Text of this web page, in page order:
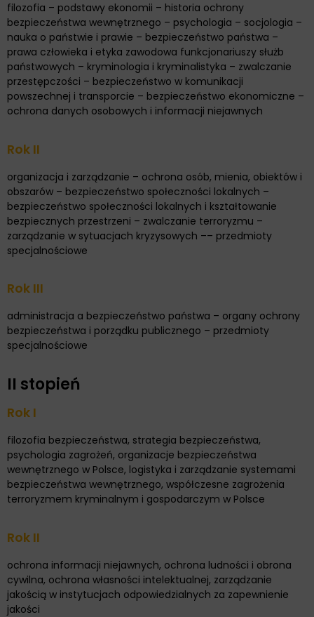
filozofia – podstawy ekonomii – historia ochrony
bezpieczeństwa wewnętrznego – psychologia – socjologia –
nauka o państwie i prawie – bezpieczeństwo państwa –
prawa człowieka i etyka zawodowa funkcjonariuszy służb
państwowych – kryminologia i kryminalistyka – zwalczanie
przestępczości – bezpieczeństwo w komunikacji
powszechnej i transporcie – bezpieczeństwo ekonomiczne –
ochrona danych osobowych i informacji niejawnych
Rok II
organizacja i zarządzanie – ochrona osób, mienia, obiektów i
obszarów – bezpieczeństwo społeczności lokalnych –
bezpieczeństwo społeczności lokalnych i kształtowanie
bezpiecznych przestrzeni – zwalczanie terroryzmu –
zarządzanie w sytuacjach kryzysowych –– przedmioty
specjalnościowe
Rok III
administracja a bezpieczeństwo państwa – organy ochrony
bezpieczeństwa i porządku publicznego – przedmioty
specjalnościowe
II stopień
Rok I
filozofia bezpieczeństwa, strategia bezpieczeństwa,
psychologia zagrożeń, organizacje bezpieczeństwa
wewnętrznego w Polsce, logistyka i zarządzanie systemami
bezpieczeństwa wewnętrznego, współczesne zagrożenia
terroryzmem kryminalnym i gospodarczym w Polsce
Rok II
ochrona informacji niejawnych, ochrona ludności i obrona
cywilna, ochrona własności intelektualnej, zarządzanie
jakością w instytucjach odpowiedzialnych za zapewnienie
jakości